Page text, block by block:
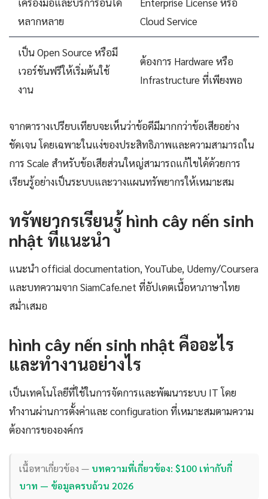
หลากหลาย
Cloud Service
เป็น Open Source หรือมี
เวอร์ชันฟรีให้เริ่มต้นใช้
งาน
ต้องการ Hardware หรือ
Infrastructure ที่เพียงพอ
จากตารางเปรียบเทียบจะเห็นว่าข้อดีมีมากกว่าข้อเสียอย่าง
ชัดเจน โดยเฉพาะในแง่ของประสิทธิภาพและความสามารถใน
การ Scale สำหรับข้อเสียส่วนใหญ่สามารถแก้ไขได้ด้วยการ
เรียนรู้อย่างเป็นระบบและวางแผนทรัพยากรให้เหมาะสม
ทรัพยากรเรียนรู้ hình cây nến sinh
nhật ที่แนะนำ
แนะนำ official documentation, YouTube, Udemy/Coursera
และบทความจาก SiamCafe.net ที่อัปเดตเนื้อหาภาษาไทย
สม่ำเสมอ
hình cây nến sinh nhật คืออะไร
และทำงานอย่างไร
เป็นเทคโนโลยีที่ใช้ในการจัดการและพัฒนาระบบ IT โดย
ทำงานผ่านการตั้งค่าและ configuration ที่เหมาะสมตามความ
ต้องการขององค์กร
เนื้อหาเกี่ยวข้อง — บทความที่เกี่ยวข้อง: $100 เท่ากับกี่
บาท — ข้อมูลครบถ้วน 2026